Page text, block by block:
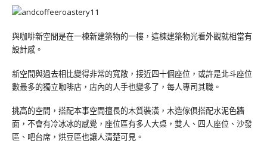
與咖啡新空間是在一棟新建築物的一樓，這棟建築物光看外觀就相當有
設計感。
新空間與過去相比變得非常的寬敞，接近四十個座位，或許是北斗座位
數最多的獨立咖啡店，店內的人手也變多了，每人專司其職。
挑高的空間，搭配本事空間擅長的木質裝潢，木造傢俱搭配水泥色牆
面，不會有冷冰冰的感覺，座位區有多人大桌，雙人、四人座位、沙發
區、吧台席，烘豆區也讓人清楚可見。